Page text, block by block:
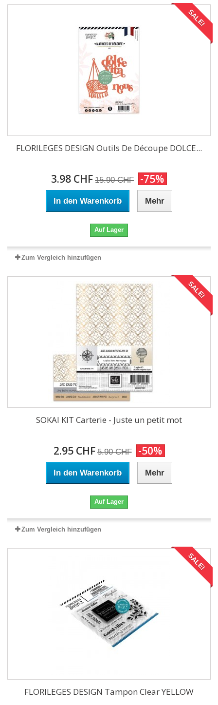
SALE!
FLORILEGES DESIGN Outils De Découpe DOLCE...
3.98 CHF 15.90 CHF -75%
In den Warenkorb Mehr
Auf Lager
Zum Vergleich hinzufügen
SALE!
SOKAI KIT Carterie - Juste un petit mot
2.95 CHF 5.90 CHF -50%
In den Warenkorb Mehr
Auf Lager
Zum Vergleich hinzufügen
SALE!
FLORILEGES DESIGN Tampon Clear YELLOW